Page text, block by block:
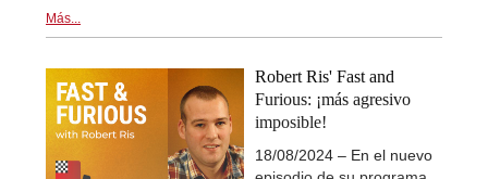
Más...
Robert Ris' Fast and
Furious: ¡más agresivo
imposible!
18/08/2024 – En el nuevo